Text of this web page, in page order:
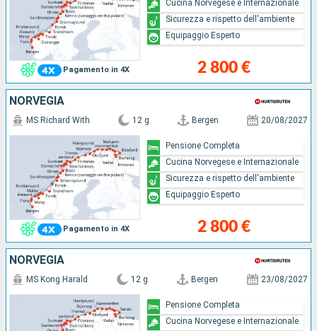
Pagamento in 4X 2 800 €
Cucina Norvegese e Internazionale
Sicurezza e rispetto dell'ambiente
Equipaggio Esperto
NORVEGIA
Pagamento in 4X
MS Richard With 12 g Bergen 20/08/2027
2 800 €
Pensione Completa
Cucina Norvegese e Internazionale
Sicurezza e rispetto dell'ambiente
Equipaggio Esperto
NORVEGIA
MS Kong Harald 12 g Bergen 23/08/2027
Pensione Completa
Cucina Norvegese e Internazionale